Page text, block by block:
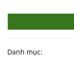
Danh mục: